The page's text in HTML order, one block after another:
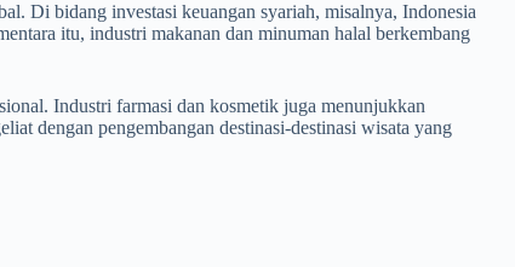
Di bidang investasi keuangan syariah, misalnya, Indonesia
itu, industri makanan dan minuman halal berkembang
Industri farmasi dan kosmetik juga menunjukkan
dengan pengembangan destinasi-destinasi wisata yang